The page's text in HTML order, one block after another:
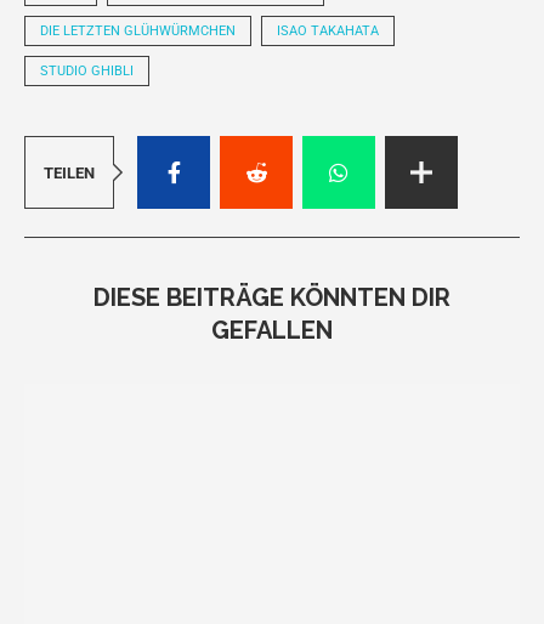
DIE LETZTEN GLÜHWÜRMCHEN ISAO TAKAHATA
STUDIO GHIBLI
TEILEN
DIESE BEITRÄGE KÖNNTEN DIR
GEFALLEN